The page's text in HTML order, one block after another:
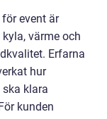
event är
värme och
Erfarna
hur
klara
kunden